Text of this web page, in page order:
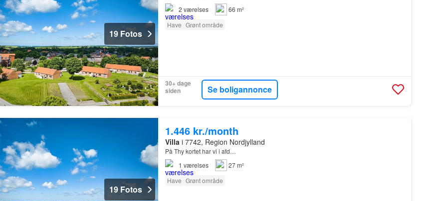
19 Fotos
2 værelses
66 m²
Have Grønt område
30+ dage
siden
Se boligannonce
19 Fotos
1.446 kr./month
Villa i 7742, Region Nordjylland
På Thy kortet har vi i afd…
1 værelses
27 m²
Have Grønt område